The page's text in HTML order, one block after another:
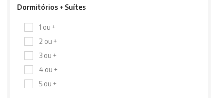
Dormitórios + Suítes
1 ou +
2 ou +
3 ou +
4 ou +
5 ou +